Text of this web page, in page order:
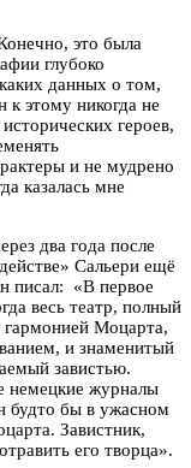
это была
глубоко
данных о том,
этому никогда не
героев,
и не мудрено
казалась мне
два года после
Сальери ещё
писал: «В первое
весь театр, полный
гармонией Моцарта,
и знаменитый
завистью.
немецкие журналы
будто бы в ужасном
Завистник,
его творца».